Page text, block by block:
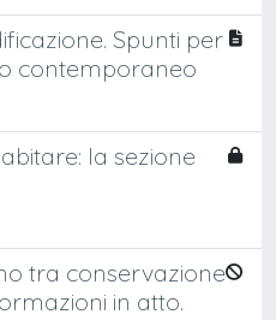
Spunti per
contemporaneo
la sezione
tra conservazione
in atto.